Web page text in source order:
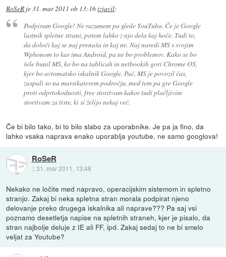
RoSeR je31. mar 2011 ob 13:16izjavil:
Podpiram Google! Ne razumem pa glede YouTuba. Če je Google
lastnik spletne strani, potem lahko z njo dela kaj hoče. Tudi to,
da določi kaj se naj prenaša in kaj ne. Naj naredi MS s svojim
Wphonom to kar ima Android, pa ne bo problemov. Kako se bo
šele bunil MS, ko bo na tablicah in netbookih gori Chrome OS,
kjer bo avtomatsko iskalnik Google. Pač, MS je povozil čas,
zaspali so na marsikaterem področju, med tem pa gre Google
proti odprtokodnosti, free storitvam kakor tudi plačljivim
storitvam za tiste, ki si želijo nekaj več.
Če bi bilo tako, bi to bilo slabo za uporabnike. Je pa ja fino, da
lahko vsaka naprava enako uporablja youtube, ne samo googlova!
RoSeR
::31. mar 2011, 13:48
Nekako ne ločite med napravo, operacijskim sistemom in spletno
stranjo. Zakaj bi neka spletna stran morala podpirat njeno
delovanje preko drugega iskalnika ali naprave??? Pa saj vsi
poznamo desetletja napise na spletnih straneh, kjer je pisalo, da
stran najbolje deluje z IE ali FF, ipd. Zakaj sedaj to ne bi smelo
veljat za Youtube?